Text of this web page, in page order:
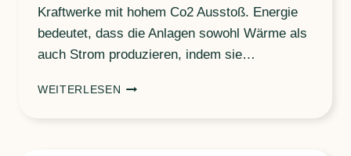
Kraftwerke mit hohem Co2 Ausstoß. Energie
bedeutet, dass die Anlagen sowohl Wärme als
auch Strom produzieren, indem sie…
WEITERLESEN BIOGAS